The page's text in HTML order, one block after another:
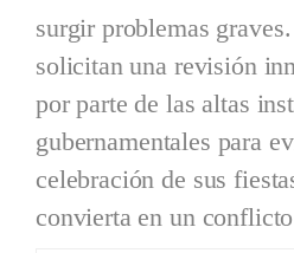
surgir problemas
solicitan una revisión
por parte de las altas
gubernamentales para
celebración de sus
convierta en un